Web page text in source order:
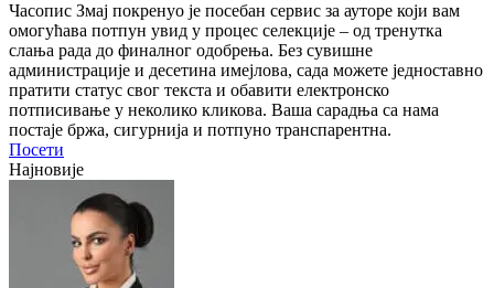
Часопис Змај покренуо је посебан сервис за ауторе који вам
омогућава потпун увид у процес селекције – од тренутка
слања рада до финалног одобрења. Без сувишне
администрације и десетина имејлова, сада можете једноставно
пратити статус свог текста и обавити електронско
потписивање у неколико кликова. Ваша сарадња са нама
постаје бржа, сигурнија и потпуно транспарентна.
Посети
Најновије